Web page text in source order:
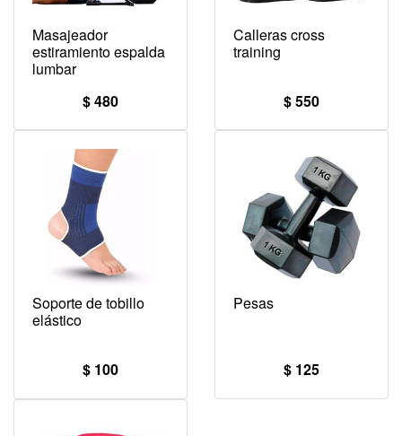
Masajeador
estiramiento espalda
lumbar
$ 480
Calleras cross
training
$ 550
Soporte de tobillo
elástico
$ 100
Pesas
$ 125